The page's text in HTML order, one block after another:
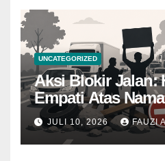
UNCATEGORIZED
Aksi Blokir Jalan:
Empati Atas
JULI 10, 2026 FAUZI